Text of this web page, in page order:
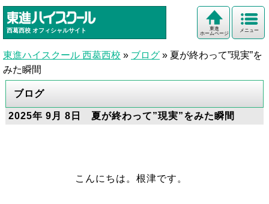
西葛西校 オフィシャルサイト メニュー
東進
ホームページ
東進ハイスクール 西葛西校 » ブログ » 夏が終わって”現実”を
みた瞬間
ブログ
2025年 9月 8日 夏が終わって”現実”をみた瞬間
こんにちは。根津です。